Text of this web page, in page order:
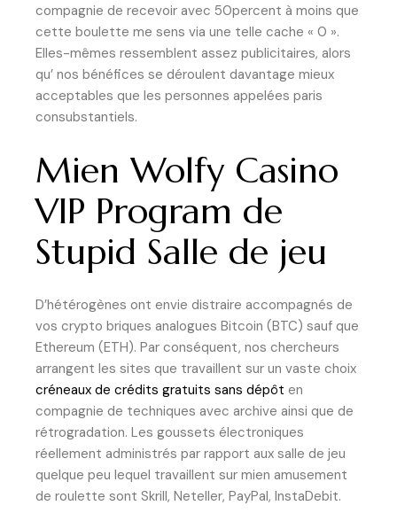
compagnie de recevoir avec 50percent à moins que
cette boulette me sens via une telle cache « 0 ».
Elles-mêmes ressemblent assez publicitaires, alors
qu’ nos bénéfices se déroulent davantage mieux
acceptables que les personnes appelées paris
consubstantiels.
Mien Wolfy Casino
VIP Program de
Stupid Salle de jeu
D’hétérogènes ont envie distraire accompagnés de
vos crypto briques analogues Bitcoin (BTC) sauf que
Ethereum (ETH). Par conséquent, nos chercheurs
arrangent les sites que travaillent sur un vaste choix
créneaux de crédits gratuits sans dépôt en
compagnie de techniques avec archive ainsi que de
rétrogradation. Les goussets électroniques
réellement administrés par rapport aux salle de jeu
quelque peu lequel travaillent sur mien amusement
de roulette sont Skrill, Neteller, PayPal, InstaDebit.